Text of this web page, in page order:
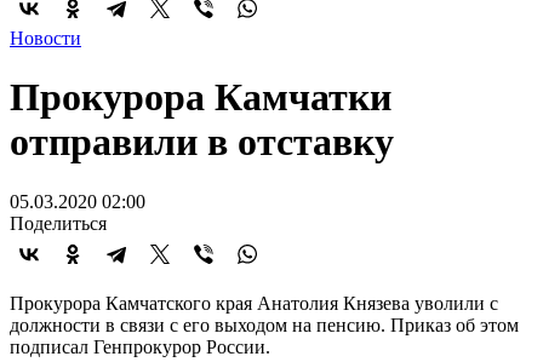
Новости
Прокурора Камчатки
отправили в отставку
05.03.2020 02:00
Поделиться
Прокурора Камчатского края Анатолия Князева уволили с
должности в связи с его выходом на пенсию. Приказ об этом
подписал Генпрокурор России.